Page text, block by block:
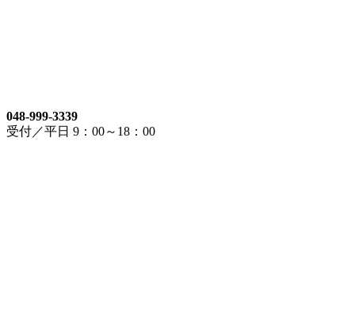
048-999-3339
受付／平日 9：00～18：00